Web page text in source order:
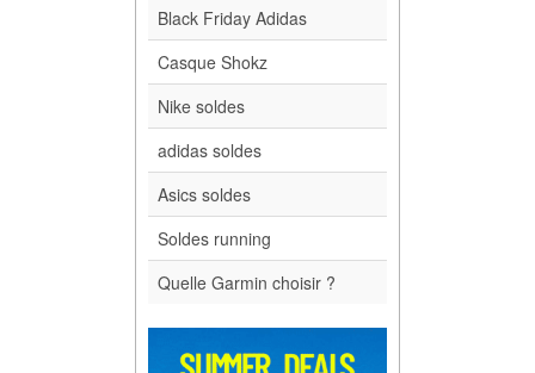
Black Friday Adidas
Casque Shokz
Nike soldes
adidas soldes
Asics soldes
Soldes running
Quelle Garmin choisir ?